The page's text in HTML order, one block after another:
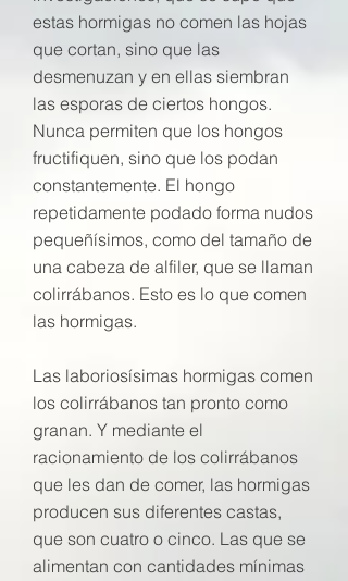
estas hormigas no comen las hojas
que cortan, sino que las
desmenuzan y en ellas siembran
las esporas de ciertos hongos.
Nunca permiten que los hongos
fructifiquen, sino que los podan
constantemente. El hongo
repetidamente podado forma nudos
pequeñísimos, como del tamaño de
una cabeza de alfiler, que se llaman
colirrábanos. Esto es lo que comen
las hormigas.
Las laboriosísimas hormigas comen
los colirrábanos tan pronto como
granan. Y mediante el
racionamiento de los colirrábanos
que les dan de comer, las hormigas
producen sus diferentes castas,
que son cuatro o cinco. Las que se
alimentan con cantidades mínimas